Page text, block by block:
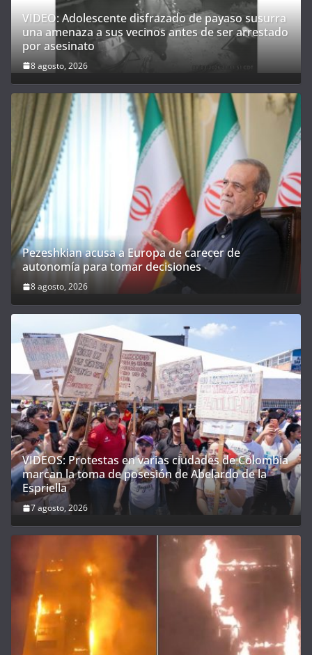
VIDEO: Adolescente disfrazado de payaso susurra
una amenaza a sus vecinos antes de ser arrestado
por asesinato
8 agosto, 2026
Pezeshkian acusa a Europa de carecer de
autonomía para tomar decisiones
8 agosto, 2026
VIDEOS: Protestas en varias ciudades de Colombia
marcan la toma de posesión de Abelardo de la
Espriella
7 agosto, 2026